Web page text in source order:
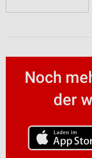
Noch
der